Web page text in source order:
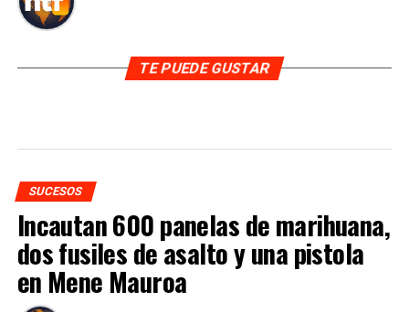
TE PUEDE GUSTAR
SUCESOS
Incautan 600 panelas de marihuana,
dos fusiles de asalto y una pistola
en Mene Mauroa